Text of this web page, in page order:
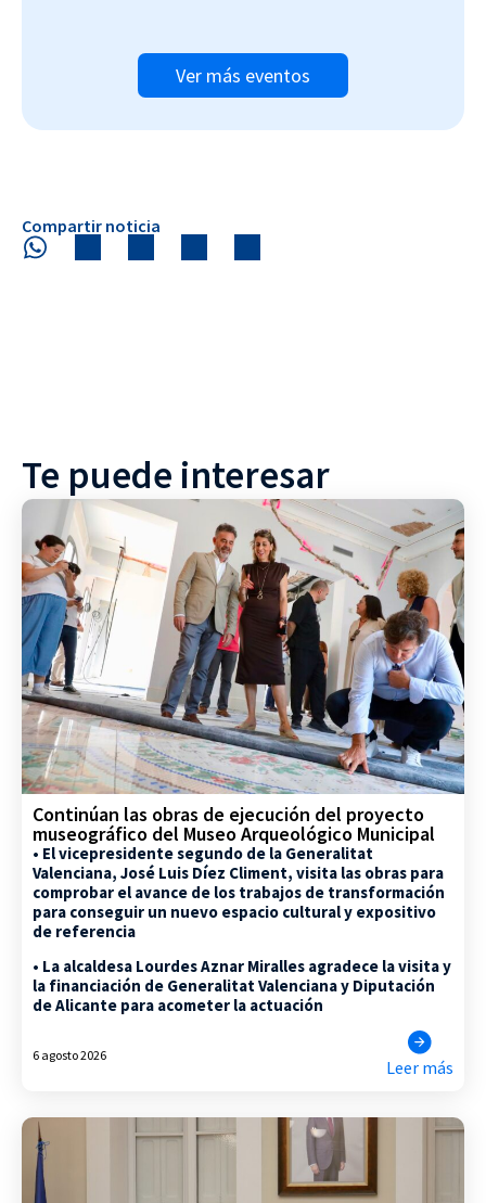
Ver más eventos
Compartir noticia
Te puede interesar
Continúan las obras de ejecución del proyecto
museográfico del Museo Arqueológico Municipal
• El vicepresidente segundo de la Generalitat
Valenciana, José Luis Díez Climent, visita las obras para
comprobar el avance de los trabajos de transformación
para conseguir un nuevo espacio cultural y expositivo
de referencia
• La alcaldesa Lourdes Aznar Miralles agradece la visita y
la financiación de Generalitat Valenciana y Diputación
de Alicante para acometer la actuación
6 agosto 2026
Leer más